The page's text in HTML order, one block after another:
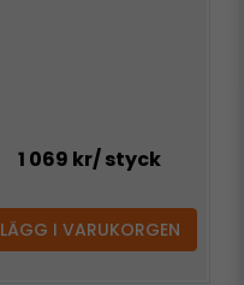
1 069 kr/ styck
LÄGG I VARUKORGEN